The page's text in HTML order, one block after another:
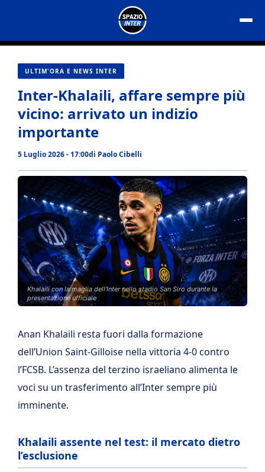
contenuto
ULTIM'ORA E NEWS INTER
Inter-Khalaili, affare sempre più
vicino: arrivato un indizio
importante
5 Luglio 2026 - 17:00di Paolo Cibelli
Khalaili con la maglia dell'Inter nello stadio San Siro durante la
presentazione ufficiale
Anan Khalaili resta fuori dalla formazione
dell’Union Saint-Gilloise nella vittoria 4-0 contro
l’FCSB. L’assenza del terzino israeliano alimenta le
voci su un trasferimento all’Inter sempre più
imminente.
Khalaili assente nel test: il mercato dietro
l’esclusione